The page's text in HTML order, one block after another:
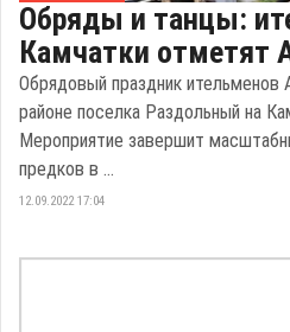
Обряды и танцы:
Камчатки отметят
Обрядовый праздник ительменов
районе поселка Раздольный на
Мероприятие завершит
предков в ...
12.09.2022 17:04